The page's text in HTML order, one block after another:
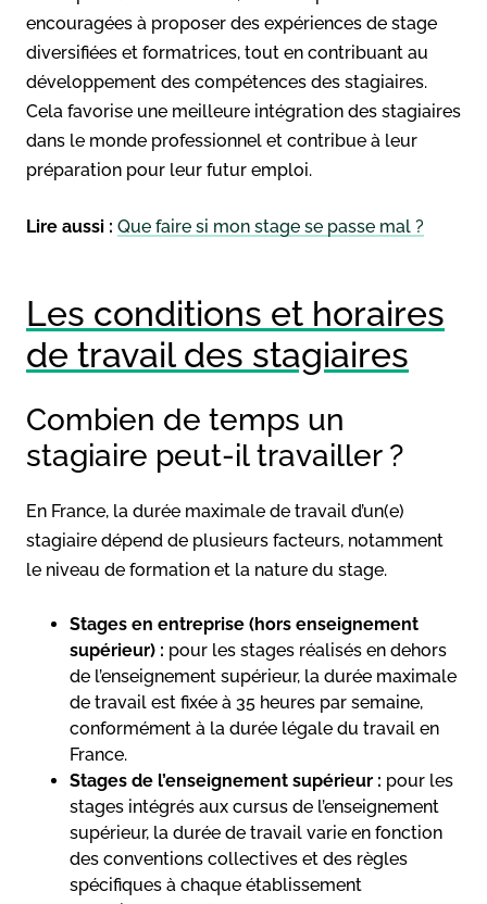
encouragées à proposer des expériences de stage
diversifiées et formatrices, tout en contribuant au
développement des compétences des stagiaires.
Cela favorise une meilleure intégration des stagiaires
dans le monde professionnel et contribue à leur
préparation pour leur futur emploi.
Lire aussi : Que faire si mon stage se passe mal ?
Les conditions et horaires
de travail des stagiaires
Combien de temps un
stagiaire peut-il travailler ?
En France, la durée maximale de travail d’un(e)
stagiaire dépend de plusieurs facteurs, notamment
le niveau de formation et la nature du stage.
Stages en entreprise (hors enseignement
supérieur) : pour les stages réalisés en dehors
de l’enseignement supérieur, la durée maximale
de travail est fixée à 35 heures par semaine,
conformément à la durée légale du travail en
France.
Stages de l’enseignement supérieur : pour les
stages intégrés aux cursus de l’enseignement
supérieur, la durée de travail varie en fonction
des conventions collectives et des règles
spécifiques à chaque établissement